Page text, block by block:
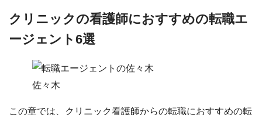
クリニックの看護師におすすめの転職エ
ージェント6選
佐々木
この章では、クリニック看護師からの転職におすすめの転